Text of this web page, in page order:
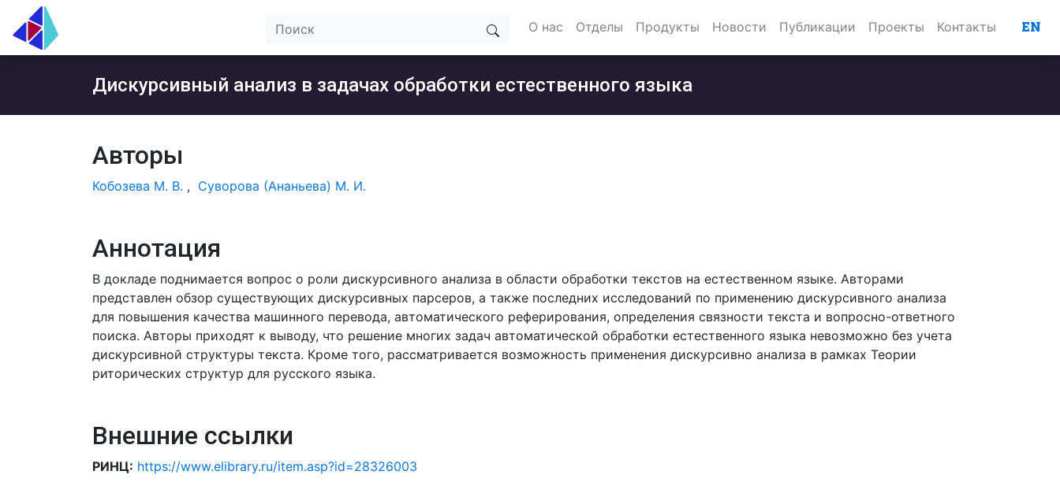
О нас Отделы Продукты Новости Публикации Проекты Контакты EN
Дискурсивный анализ в задачах обработки естественного языка
Авторы
Кобозева М. В. , Суворова (Ананьева) М. И.
Аннотация
В докладе поднимается вопрос о роли дискурсивного анализа в области обработки текстов на естественном языке. Авторами
представлен обзор существующих дискурсивных парсеров, а также последних исследований по применению дискурсивного анализа
для повышения качества машинного перевода, автоматического реферирования, определения связности текста и вопросно-ответного
поиска. Авторы приходят к выводу, что решение многих задач автоматической обработки естественного языка невозможно без учета
дискурсивной структуры текста. Кроме того, рассматривается возможность применения дискурсивно анализа в рамках Теории
риторических структур для русского языка.
Внешние ссылки
РИНЦ: https://www.elibrary.ru/item.asp?id=28326003